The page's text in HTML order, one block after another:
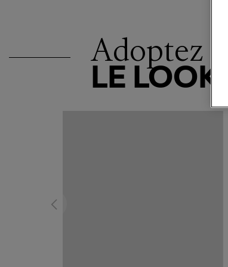
Adoptez
LE LOOK